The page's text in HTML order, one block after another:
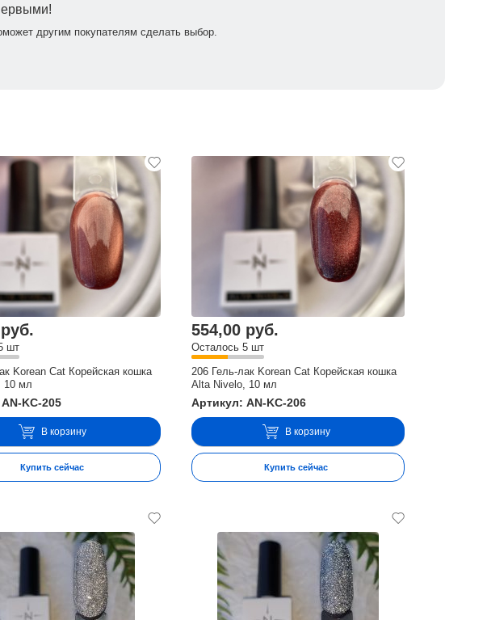
другим покупателям сделать выбор.
шт
Korean Cat Корейская кошка
10 мл
KC-205
В корзину
Купить сейчас
554,00 руб.
Осталось 5 шт
206 Гель-лак Korean Cat Корейская кошка
Alta Nivelo, 10 мл
Артикул: AN-KC-206
В корзину
Купить сейчас